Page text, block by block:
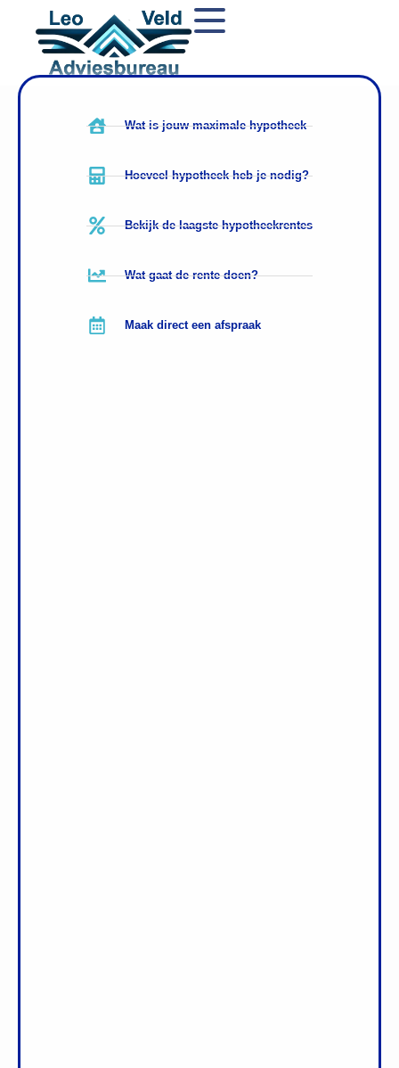
Wat is jouw maximale hypotheek
Hoeveel hypotheek heb je nodig?
Bekijk de laagste hypotheekrentes
Wat gaat de rente doen?
Maak direct een afspraak